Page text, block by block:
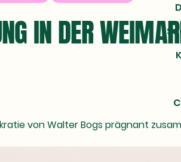
IN DER
von Walter Bogs prägnant